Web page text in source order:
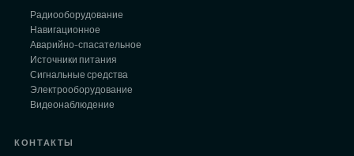
Радиооборудование
Навигационное
Аварийно-спасательное
Источники питания
Сигнальные средства
Электрооборудование
Видеонаблюдение
КОНТАКТЫ